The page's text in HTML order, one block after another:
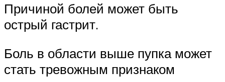
Причиной болей может быть
острый гастрит.
Боль в области выше пупка может
стать тревожным признаком